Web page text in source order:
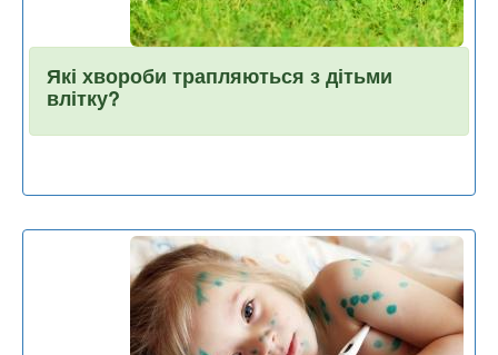
Які хвороби трапляються з дітьми
влітку?